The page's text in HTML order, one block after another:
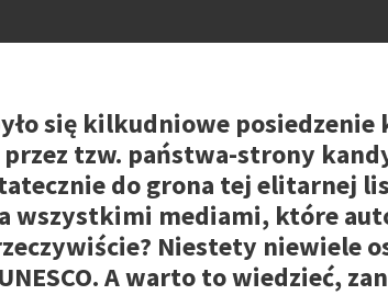
się kilkudniowe
przez tzw. państwa-strony
do grona tej elitarnej
wszystkimi mediami, które
Niestety niewiele
A warto to wiedzieć,